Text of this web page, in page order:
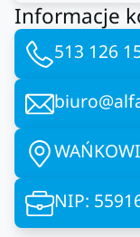
Informacje
513 126
NIP: